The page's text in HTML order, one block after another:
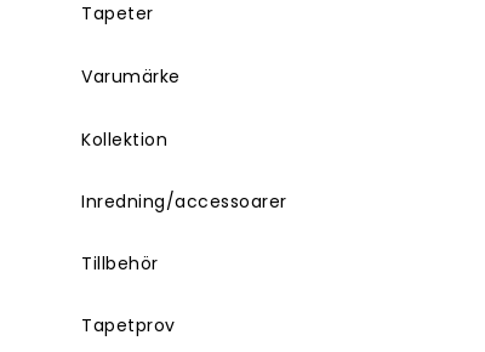
Tapeter
Varumärke
Kollektion
Inredning/accessoarer
Tillbehör
Tapetprov